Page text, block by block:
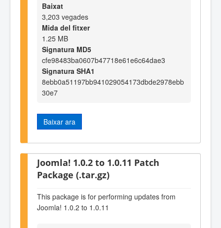
Baixat
3,203 vegades
Mida del fitxer
1.25 MB
Signatura MD5
cfe98483ba0607b47718e61e6c64dae3
Signatura SHA1
8ebb0a51197bb941029054173dbde2978ebb
30e7
Baixar ara
Joomla! 1.0.2 to 1.0.11 Patch
Package (.tar.gz)
This package is for performing updates from
Joomla! 1.0.2 to 1.0.11